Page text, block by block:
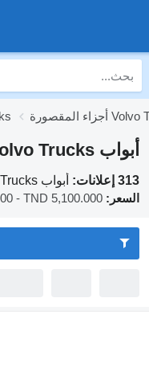
قطع الغيار Volvo Trucks
أبواب Volvo Trucks
TND 130.000 - TND